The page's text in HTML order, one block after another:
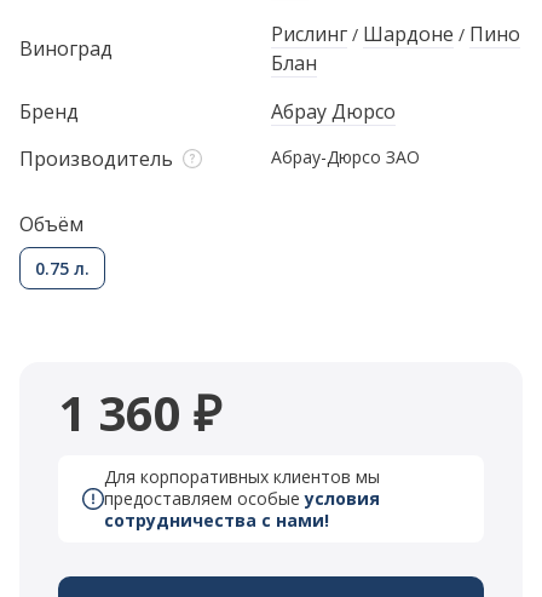
Виноград
Рислинг / Шардоне / Пино
Блан
Бренд
Абрау Дюрсо
Производитель
Абрау-Дюрсо ЗАО
Объём
0.75 л.
1 360 ₽
Для корпоративных клиентов мы
предоставляем особыеусловия
сотрудничества с нами!